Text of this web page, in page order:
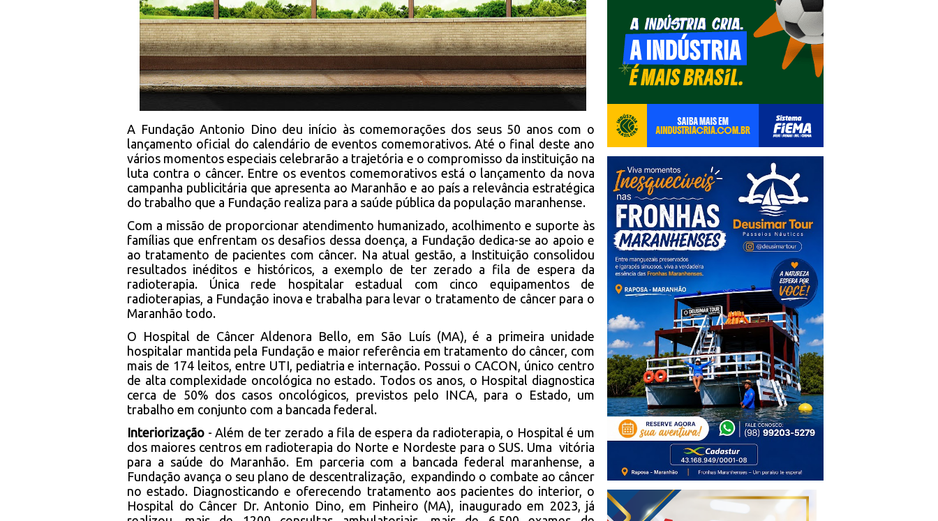
A Fundação Antonio Dino deu início às comemorações dos seus 50 anos com o
lançamento oficial do calendário de eventos comemorativos. Até o final deste ano
vários momentos especiais celebrarão a trajetória e o compromisso da instituição na
luta contra o câncer. Entre os eventos comemorativos está o lançamento da nova
campanha publicitária que apresenta ao Maranhão e ao país a relevância estratégica
do trabalho que a Fundação realiza para a saúde pública da população maranhense.
Com a missão de proporcionar atendimento humanizado, acolhimento e suporte às
famílias que enfrentam os desafios dessa doença, a Fundação dedica-se ao apoio e
ao tratamento de pacientes com câncer. Na atual gestão, a Instituição consolidou
resultados inéditos e históricos, a exemplo de ter zerado a fila de espera da
radioterapia. Única rede hospitalar estadual com cinco equipamentos de
radioterapias, a Fundação inova e trabalha para levar o tratamento de câncer para o
Maranhão todo.
O Hospital de Câncer Aldenora Bello, em São Luís (MA), é a primeira unidade
hospitalar mantida pela Fundação e maior referência em tratamento do câncer, com
mais de 174 leitos, entre UTI, pediatria e internação. Possui o CACON, único centro
de alta complexidade oncológica no estado. Todos os anos, o Hospital diagnostica
cerca de 50% dos casos oncológicos, previstos pelo INCA, para o Estado, um
trabalho em conjunto com a bancada federal.
Interiorização - Além de ter zerado a fila de espera da radioterapia, o Hospital é um
dos maiores centros em radioterapia do Norte e Nordeste para o SUS. Uma vitória
para a saúde do Maranhão. Em parceria com a bancada federal maranhense, a
Fundação avança o seu plano de descentralização, expandindo o combate ao câncer
no estado. Diagnosticando e oferecendo tratamento aos pacientes do interior, o
Hospital do Câncer Dr. Antonio Dino, em Pinheiro (MA), inaugurado em 2023, já